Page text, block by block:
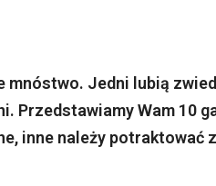
mnóstwo. Jedni lubią
Przedstawiamy Wam 10
inne należy potraktować